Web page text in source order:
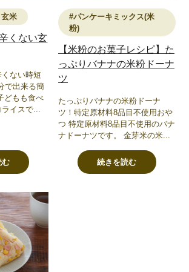
米
くない玄
ない時短
で出来る簡
どもも食べ
イスで...
む
#パンケーキミックス(米
粉)
【米粉のお菓子レシピ】た
っぷりバナナの米粉ドーナ
ツ
たっぷりバナナの米粉ドーナ
ツ！特定原材料8品目不使用おや
つ 特定原材料8品目不使用のバナ
ナドーナツです。 金芽米の米...
続きを読む